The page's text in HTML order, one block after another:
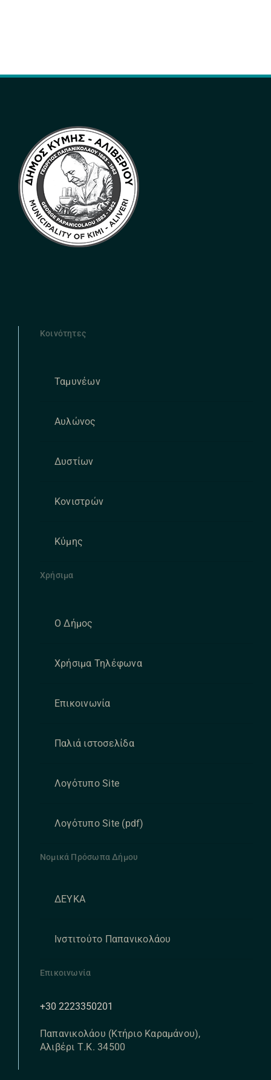
Κοινότητες
Ταμυνέων
Αυλώνος
Δυστίων
Κονιστρών
Κύμης
Χρήσιμα
Ο Δήμος
Χρήσιμα Τηλέφωνα
Επικοινωνία
Παλιά ιστοσελίδα
Λογότυπο Site
Λογότυπο Site (pdf)
Νομικά Πρόσωπα Δήμου
ΔΕΥΚΑ
Ινστιτούτο Παπανικολάου
Επικοινωνία
+30 2223350201
Παπανικολάου (Κτήριο Καραμάνου),
Αλιβέρι Τ.Κ. 34500